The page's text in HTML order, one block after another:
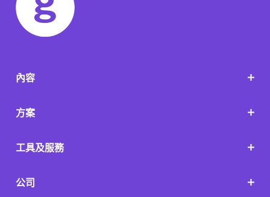
內容
方案
工具及服務
公司